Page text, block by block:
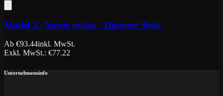
Model 3 - Vorne rechts - Hinterer Tesla
Ab €93.44inkl. MwSt.
Exkl. MwSt.: €77.22
Unternehmensinfo